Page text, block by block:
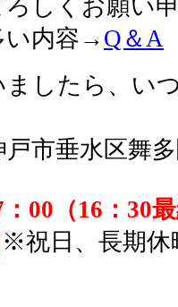
しくお願い
い内容→ Q＆A
したら、い
戸市垂水区舞
：00（16：30
※祝日、長期休